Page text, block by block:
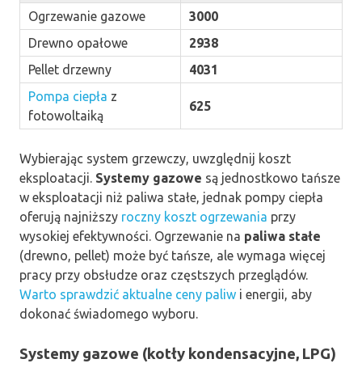
Ogrzewanie gazowe
3000
Drewno opałowe
2938
Pellet drzewny
4031
Pompa ciepła z
fotowoltaiką
625
Wybierając system grzewczy, uwzględnij koszt
eksploatacji. Systemy gazowe są jednostkowo tańsze
w eksploatacji niż paliwa stałe, jednak pompy ciepła
oferują najniższy roczny koszt ogrzewania przy
wysokiej efektywności. Ogrzewanie na paliwa stałe
(drewno, pellet) może być tańsze, ale wymaga więcej
pracy przy obsłudze oraz częstszych przeglądów.
Warto sprawdzić aktualne ceny paliw i energii, aby
dokonać świadomego wyboru.
Systemy gazowe (kotły kondensacyjne, LPG)